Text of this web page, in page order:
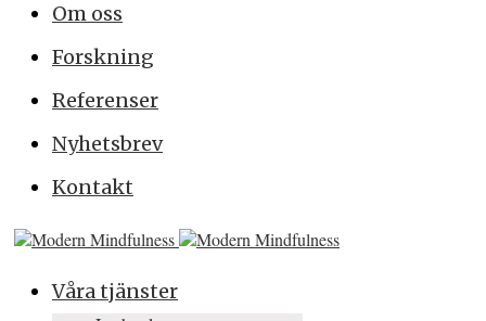
Om oss
Forskning
Referenser
Nyhetsbrev
Kontakt
Våra tjänster